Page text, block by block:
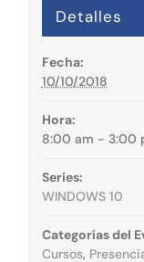
Detalles
Fecha:
10/10/2018
Hora:
8:00 am - 3:00
Series:
WINDOWS 10
Categorías del
Cursos,